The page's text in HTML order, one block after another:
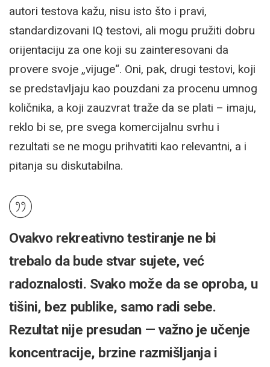
autori testova kažu, nisu isto što i pravi,
standardizovani IQ testovi, ali mogu pružiti dobru
orijentaciju za one koji su zainteresovani da
provere svoje „vijuge“. Oni, pak, drugi testovi, koji
se predstavljaju kao pouzdani za procenu umnog
količnika, a koji zauzvrat traže da se plati – imaju,
reklo bi se, pre svega komercijalnu svrhu i
rezultati se ne mogu prihvatiti kao relevantni, a i
pitanja su diskutabilna.
Ovakvo rekreativno testiranje ne bi
trebalo da bude stvar sujete, već
radoznalosti. Svako može da se oproba, u
tišini, bez publike, samo radi sebe.
Rezultat nije presudan — važno je učenje
koncentracije, brzine razmišljanja i